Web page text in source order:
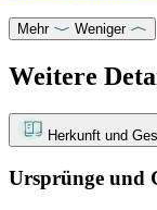
Mehr Weniger
Weitere
Herkunft und
Ursprünge und